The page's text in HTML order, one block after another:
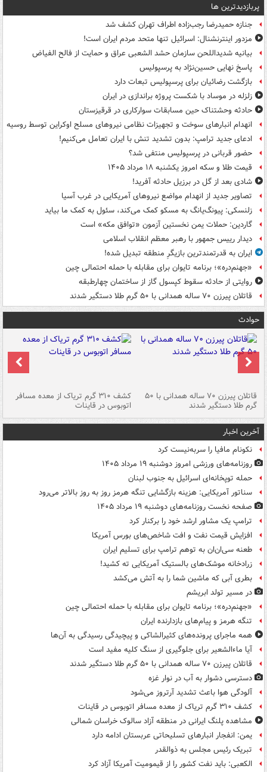
پربازدیدترین ها
جنازه حمیدرضا رجب‌زاده اطراف تهران کشف شد
مزدور اینترنشنال: اسرائیل تنها متحد مردم ایران است!
بیانیه شدیداللحن سازمان حشد الشعبی عراق و حمایت از فالح الفیاض
پاسخ نهایی حسین‌نژاد به پرسپولیس
بازگشت رضائیان برای پرسپولیس تبعات دارد
زلزله در موساد با شکست پروژه براندازی در ایران
حادثه وحشتناک حین مسابقات سوارکاری در قرقیزستان
انهدام انبارهای سوخت و تجهیزات نظامی نیروهای مسلح اوکراین توسط روسیه
ادعای جدید ترامپ: بدون تشدید تنش با ایران تعامل می‌کنیم!
حضور قربانی در پرسپولیس منتفی شد؟
قیمت طلا و سکه امروز یکشنبه ۱۸ مرداد ۱۴۰۵
شادی بعد از گل در برزیل حادثه آفرید!
تصاویر جدید از انهدام مواضع نیروهای آمریکایی در غرب آسیا
زلنسکی: پیونگ‌یانگ به مسکو کمک می‌کند، سئول به کمک ما بیاید
گاردین: حملات یمن نخستین آزمون «توافق مکه» است
دیدار رییس جمهور با رهبر معظم انقلاب اسلامی
ایران به قدرتمندترین بازیگرِ منطقه تبدیل شده!
«جهنم‌دره»؛ برنامه تایوان برای مقابله با حمله احتمالی چین
روایتی از حادثه سقوط کپسول گاز از ساختمان چهارطبقه
قاتلان پیرزن ۷۰ ساله همدانی با ۵۰ گرم طلا دستگیر شدند
حوادث
قاتلان پیرزن ۷۰ ساله همدانی با ۵۰
گرم طلا دستگیر شدند
کشف ۳۱۰ گرم تریاک از معده مسافر
اتوبوس در قاینات
آخرین اخبار
نکونام مافیا را سربه‌نیست کرد
روزنامه‌های ورزشی امروز دوشنبه ۱۹ مرداد ۱۴۰۵
حمله توپخانه‌ای اسرائیل به جنوب لبنان
سناتور آمریکایی: هزینه بازگشایی تنگه هرمز روز به روز بالاتر می‌رود
صفحه نخست روزنامه‌های دوشنبه ۱۹ مرداد ۱۴۰۵
ترامپ یک مشاور ارشد خود را برکنار کرد
افزایش قیمت نفت و افت شاخص‌های بورس آمریکا
طعنه سی‌ان‌ان به توهم ترامپ برای تسلیم ایران
زرادخانه موشک‌های بالستیک آمریکایی ته کشید!
بطری آبی که ماشین شما را به آتش می‌کشد
در مسیر تولد ابریشم
«جهنم‌دره»؛ برنامه تایوان برای مقابله با حمله احتمالی چین
تنگه هرمز و پیام‌های بازدارنده ایران
همه ماجرای پرونده‌های کثیرالشاکی و پیچیدگی رسیدگی به آن‌ها
آیا ماءالشعیر برای جلوگیری از سنگ کلیه مفید است
قاتلان پیرزن ۷۰ ساله همدانی با ۵۰ گرم طلا دستگیر شدند
دسترسی دشوار به آب در نوار غزه
آلودگی هوا باعث تشدید آرتروز می‌شود
کشف ۳۱۰ گرم تریاک از معده مسافر اتوبوس در قاینات
مشاهده پلنگ ایرانی در منطقه آزاد سالوک خراسان شمالی
یمن: انفجار انبارهای تسلیحاتی عربستان ادامه دارد
تبریک رئیس مجلس به ذوالقدر
الکعبی: باید نفت کشور را از قیمومیت آمریکا آزاد کرد